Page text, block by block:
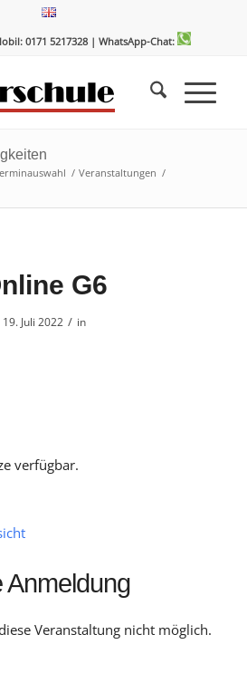
0171 5217328 | WhatsApp-Chat:
/ Veranstaltungen /
G6
19. Juli 2022 / in
verfügbar.
Anmeldung
Veranstaltung nicht möglich.